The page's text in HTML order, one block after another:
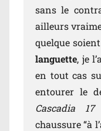
sans le
ailleurs
quelque
languette, je
en tout cas
entourer le
Cascadia 17
chaussure “à